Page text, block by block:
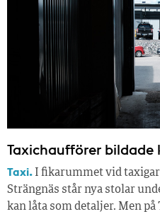
Taxichaufförer
Taxi. I fikarummet vid
Strängnäs står nya stolar
kan låta som detaljer. Men